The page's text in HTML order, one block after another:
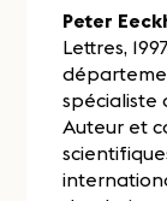
Peter
Lettres,
spécialiste
Auteur et